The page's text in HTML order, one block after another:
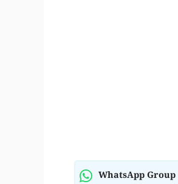
WhatsApp Group